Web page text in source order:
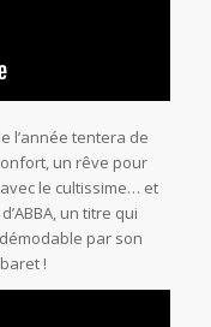
l’année tentera de
un rêve pour
le cultissime… et
un titre qui
par son
!